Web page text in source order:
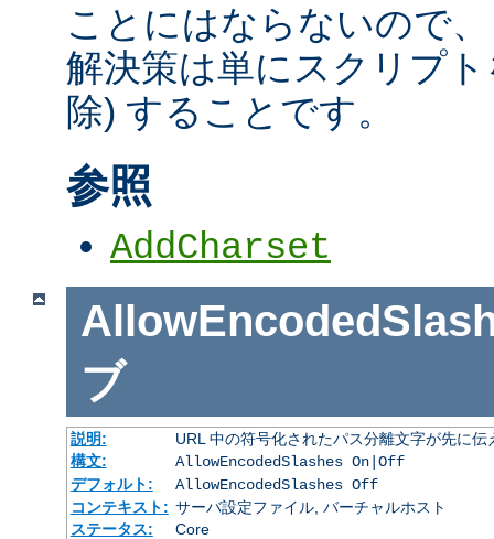
ことにはならないので
解決策は単にスクリプ
除) することです。
参照
AddCharset
ブ
説明:
URL 中の符号化されたパス分離文字が先に
構文:
AllowEncodedSlashes On|Off
デフォルト:
AllowEncodedSlashes Off
コンテキスト: サーバ設定ファイル, バーチャルホスト
ステータス:
Core